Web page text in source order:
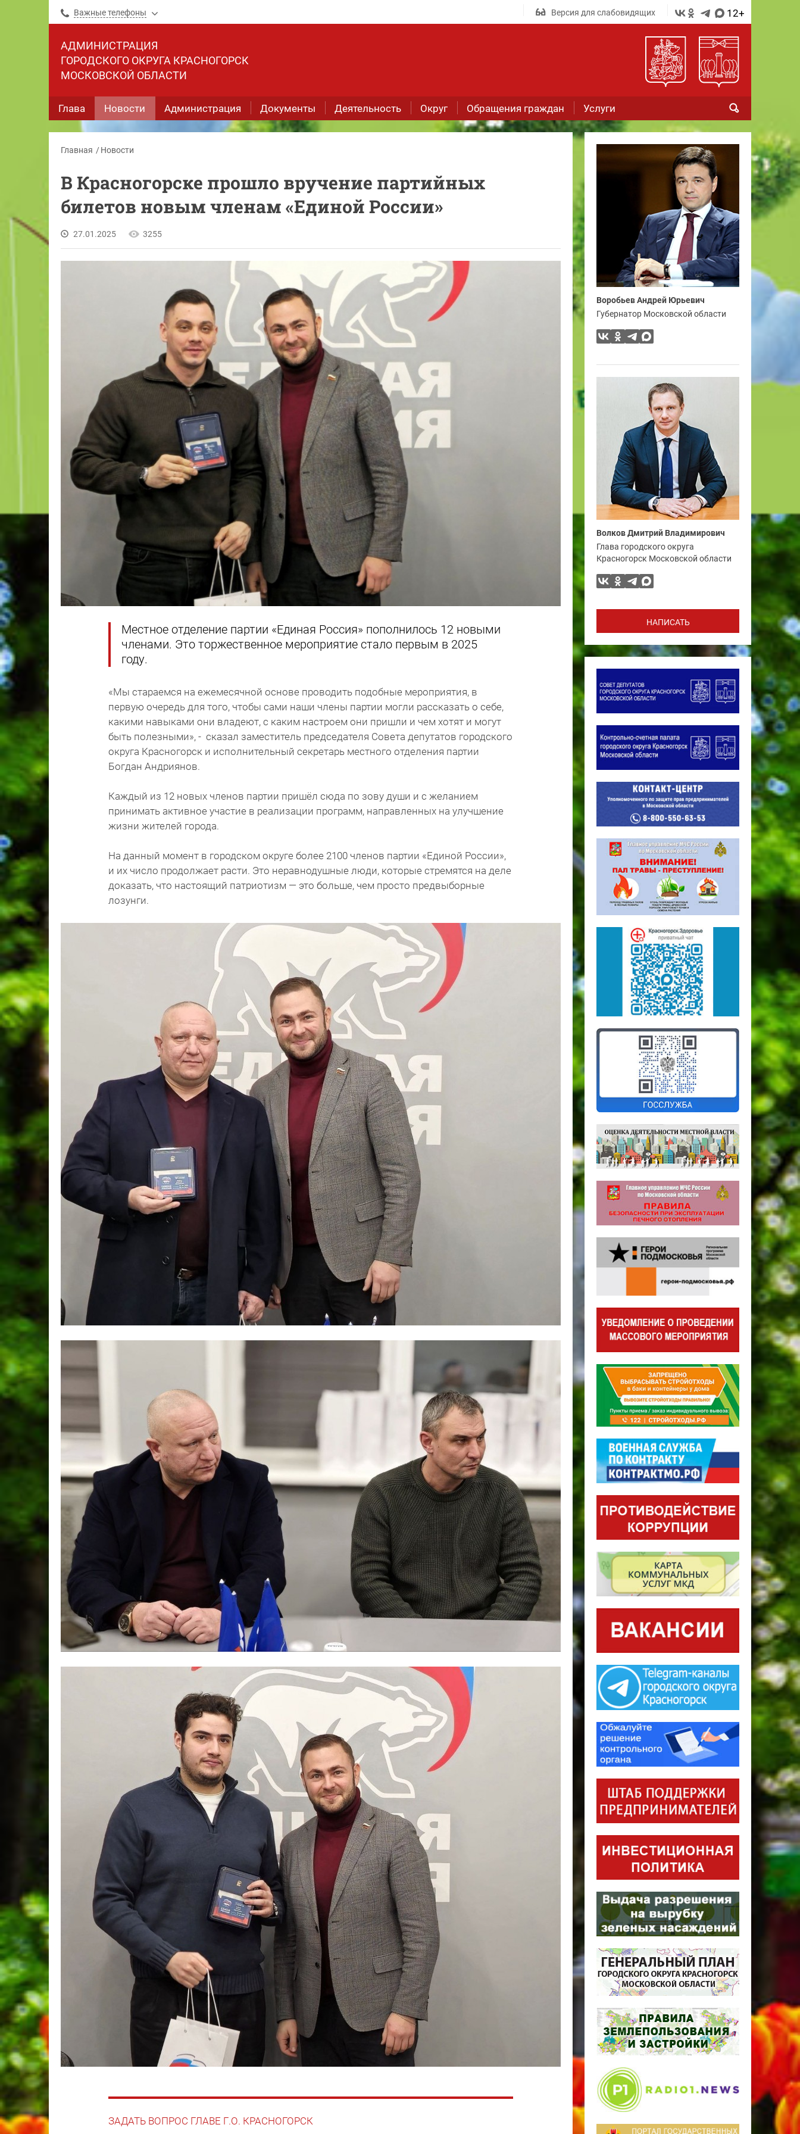
Важные телефоны Версия для слабовидящих 12+
АДМИНИСТРАЦИЯ
ГОРОДСКОГО ОКРУГА КРАСНОГОРСК
МОСКОВСКОЙ ОБЛАСТИ
Глава Новости Администрация Документы Деятельность Округ Обращения граждан Услуги
Главная Новости
В Красногорске прошло вручение партийных
билетов новым членам «Единой России»
27.01.2025 3255
Местное отделение партии «Единая Россия» пополнилось 12 новыми
членами. Это торжественное мероприятие стало первым в 2025
году.
«Мы стараемся на ежемесячной основе проводить подобные мероприятия, в
первую очередь для того, чтобы сами наши члены партии могли рассказать о себе,
какими навыками они владеют, с каким настроем они пришли и чем хотят и могут
быть полезными», - сказал заместитель председателя Совета депутатов городского
округа Красногорск и исполнительный секретарь местного отделения партии
Богдан Андриянов.
Каждый из 12 новых членов партии пришёл сюда по зову души и с желанием
принимать активное участие в реализации программ, направленных на улучшение
жизни жителей города.
На данный момент в городском округе более 2100 членов партии «Единой России»,
и их число продолжает расти. Это неравнодушные люди, которые стремятся на деле
доказать, что настоящий патриотизм — это больше, чем просто предвыборные
лозунги.
ЗАДАТЬ ВОПРОС ГЛАВЕ Г.О. КРАСНОГОРСК
Воробьев Андрей Юрьевич
Губернатор Московской области
Волков Дмитрий Владимирович
Глава городского округа
Красногорск Московской области
НАПИСАТЬ